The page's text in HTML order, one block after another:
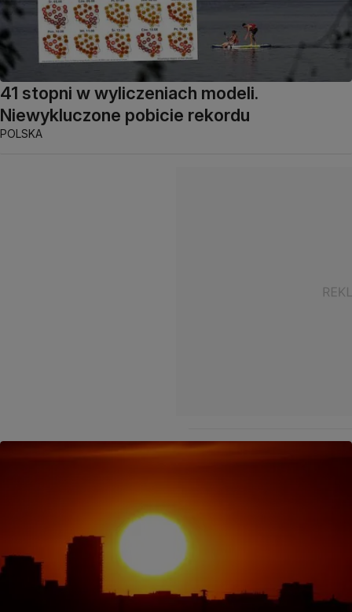
41 stopni w wyliczeniach modeli.
Niewykluczone pobicie rekordu
POLSKA